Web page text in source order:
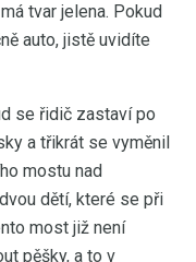
tvar jelena. Pokud
auto, jistě uvidíte
se řidič zastaví po
a třikrát se vyměnil
mostu nad
dětí, které se při
most již není
pěšky, a to v